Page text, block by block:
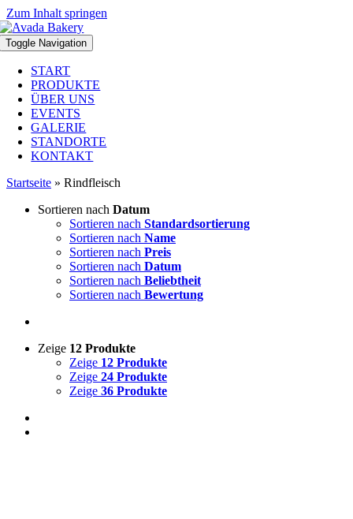
Zum Inhalt springen
Toggle Navigation
START
PRODUKTE
ÜBER UNS
EVENTS
GALERIE
STANDORTE
KONTAKT
Startseite » Rindfleisch
Sortieren nach Datum
Sortieren nach Standardsortierung
Sortieren nach Name
Sortieren nach Preis
Sortieren nach Datum
Sortieren nach Beliebtheit
Sortieren nach Bewertung
Zeige 12 Produkte
Zeige 12 Produkte
Zeige 24 Produkte
Zeige 36 Produkte